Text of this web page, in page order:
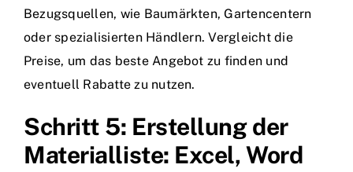
Bezugsquellen, wie Baumärkten, Gartencentern
oder spezialisierten Händlern. Vergleicht die
Preise, um das beste Angebot zu finden und
eventuell Rabatte zu nutzen.
Schritt 5: Erstellung der
Materialliste: Excel, Word